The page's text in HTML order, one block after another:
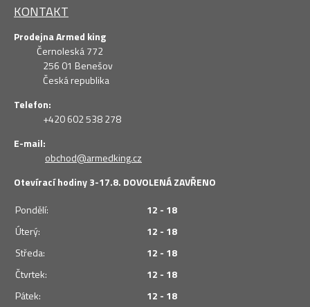
KONTAKT
Prodejna Armed king
Černoleská 772
256 01 Benešov
Česká republika
Telefon:
+420 602 538 278
E-mail:
obchod@armedking.cz
Otevírací hodiny 3-17.8. DOVOLENÁ ZAVŘENO
Pondělí:
12 - 18
Úterý:
12 - 18
Středa:
12 - 18
Čtvrtek:
12 - 18
Pátek:
12 - 18